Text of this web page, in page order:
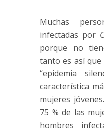
Muchas
infectadas por
porque no
tanto es así que
“epidemia
característica
mujeres
75 % de las
hombres